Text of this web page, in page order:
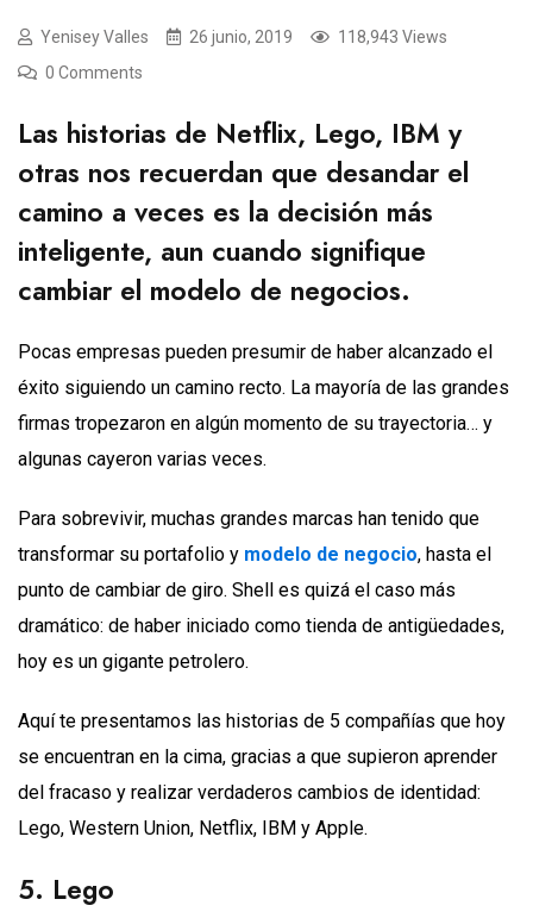
Yenisey Valles 26 junio, 2019
118,943 Views
0 Comments
Las historias de Netflix, Lego, IBM y
otras nos recuerdan que desandar el
camino a veces es la decisión más
inteligente, aun cuando signifique
cambiar el modelo de negocios.
Pocas empresas pueden presumir de haber alcanzado el
éxito siguiendo un camino recto. La mayoría de las grandes
firmas tropezaron en algún momento de su trayectoria… y
algunas cayeron varias veces.
Para sobrevivir, muchas grandes marcas han tenido que
transformar su portafolio y modelo de negocio, hasta el
punto de cambiar de giro. Shell es quizá el caso más
dramático: de haber iniciado como tienda de antigüedades,
hoy es un gigante petrolero.
Aquí te presentamos las historias de 5 compañías que hoy
se encuentran en la cima, gracias a que supieron aprender
del fracaso y realizar verdaderos cambios de identidad:
Lego, Western Union, Netflix, IBM y Apple.
5. Lego